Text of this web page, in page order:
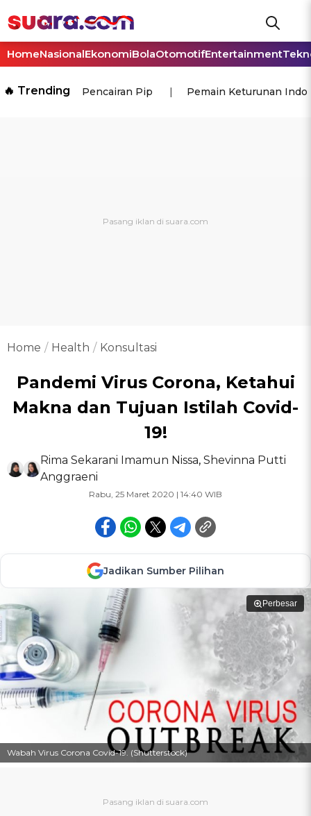
HomeNasionalEkonomiBolaOtomotifEntertainment
🔥 Trending Pencairan Pip Pemain Keturunan
Home Health Konsultasi
Pandemi Virus Corona, Ketahui
Makna dan Tujuan Istilah Covid-
19!
Rima Sekarani Imamun Nissa, Shevinna Putti
Anggraeni
Rabu, 25 Maret 2020 | 14:40 WIB
Jadikan Sumber Pilihan
Perbesar
Wabah Virus Corona Covid-19. (Shutterstock)